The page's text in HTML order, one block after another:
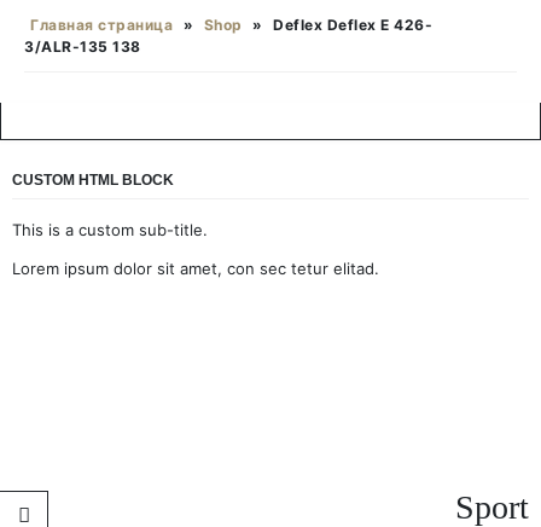
Главная страница » Shop »
Deflex Deflex E 426-
3/ALR-135 138
CUSTOM HTML BLOCK
This is a custom sub-title.
Lorem ipsum dolor sit amet, con sec tetur elitad.
Sport